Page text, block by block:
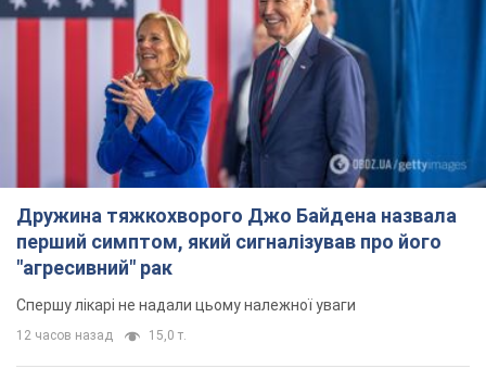
Дружина тяжкохворого Джо Байдена назвала
перший симптом, який сигналізував про його
"агресивний" рак
Спершу лікарі не надали цьому належної уваги
12 часов назад 15,0 т.